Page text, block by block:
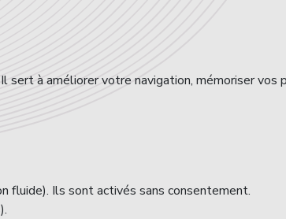
à améliorer votre navigation, mémoriser vos
fluide). Ils sont activés sans consentement.